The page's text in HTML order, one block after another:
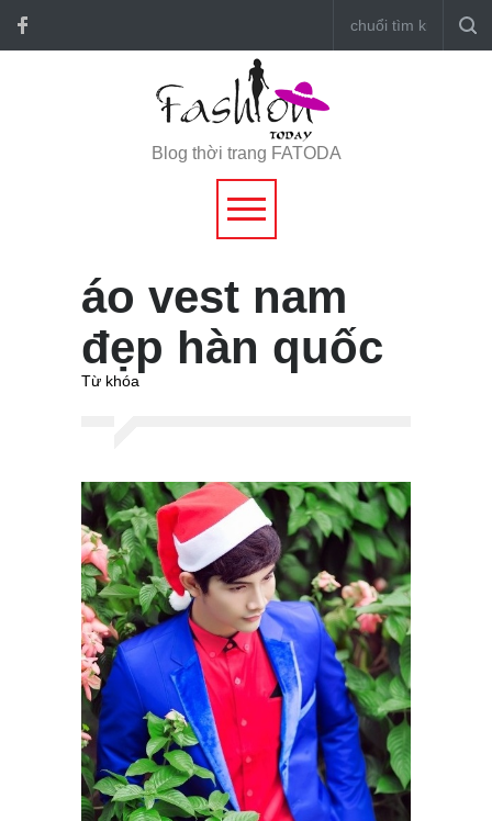
Blog thời trang FATODA
áo vest nam
đẹp hàn quốc
Từ khóa